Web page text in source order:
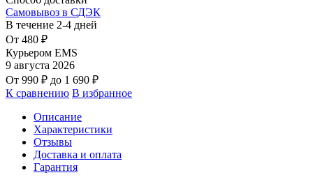
Самовывоз в СДЭК
В течение 2-4 дней
От 480 ₽
Курьером EMS
9 августа 2026
От 990 ₽ до 1 690 ₽
К сравнению В избранное
Описание
Характеристики
Отзывы
Доставка и оплата
Гарантия